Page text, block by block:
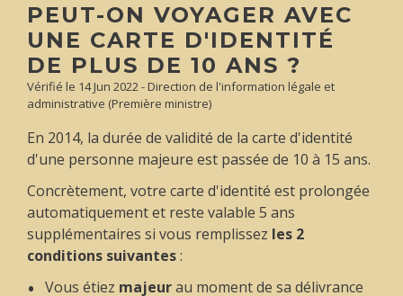
PEUT-ON VOYAGER AVEC
UNE CARTE D'IDENTITÉ
DE PLUS DE 10 ANS ?
Vérifié le 14 Jun 2022 - Direction de l'information légale et
administrative (Première ministre)
En 2014, la durée de validité de la carte d'identité
d'une personne majeure est passée de 10 à 15 ans.
Concrètement, votre carte d'identité est prolongée
automatiquement et reste valable 5 ans
supplémentaires si vous remplissez les 2
conditions suivantes:
Vous étiez majeurau moment de sa délivrance